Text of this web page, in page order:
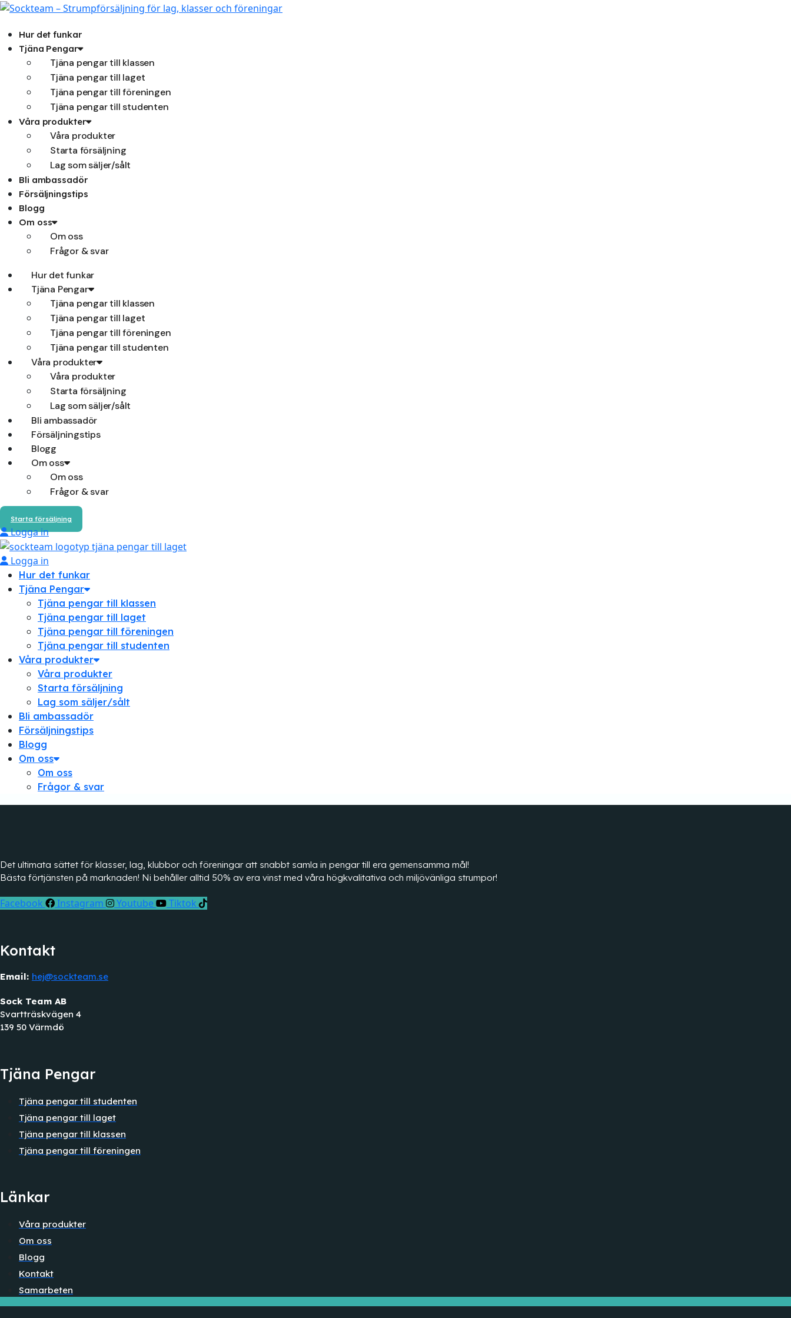
Hoppa
innehållHur det funkar
Tjäna Pengar
Tjäna pengar till klassen
Tjäna pengar till laget
Tjäna pengar till föreningen
Tjäna pengar till studenten
Våra produkter
Våra produkter
Starta försäljning
Lag som säljer/sålt
Bli ambassadör
Försäljningstips
Blogg
Om oss
Om oss
Frågor & svar
Hur det funkar
Tjäna Pengar
Tjäna pengar till klassen
Tjäna pengar till laget
Tjäna pengar till föreningen
Tjäna pengar till studenten
Våra produkter
Våra produkter
Starta försäljning
Lag som säljer/sålt
Bli ambassadör
Försäljningstips
Blogg
Om oss
Om oss
Frågor & svar
Starta försäljning
Logga in
Logga in
Hur det funkar
Tjäna Pengar
Tjäna pengar till klassen
Tjäna pengar till laget
Tjäna pengar till föreningen
Tjäna pengar till studenten
Våra produkter
Våra produkter
Starta försäljning
Lag som säljer/sålt
Bli ambassadör
Försäljningstips
Blogg
Om oss
Om oss
Frågor & svar
Det ultimata sättet för klasser, lag, klubbor och föreningar att snabbt samla in pengar till era gemensamma mål!
Bästa förtjänsten på marknaden! Ni behåller alltid 50% av era vinst med våra högkvalitativa och miljövänliga strumpor!
Facebook Instagram Youtube Tiktok
Kontakt
Email: hej@sockteam.se
Sock Team AB
Svartträskvägen 4
139 50 Värmdö
Tjäna Pengar
Tjäna pengar till studenten
Tjäna pengar till laget
Tjäna pengar till klassen
Tjäna pengar till föreningen
Länkar
Våra produkter
Om oss
Blogg
Kontakt
Samarbeten